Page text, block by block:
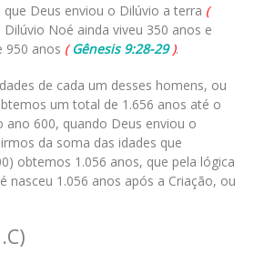
Deus enviou o Dilúvio a terra (
Noé ainda viveu 350 anos e
950 anos (Gênesis 9:28-29).
de cada um desses homens, ou
um total de 1.656 anos até o
ano 600, quando Deus enviou o
da soma das idades que
obtemos 1.056 anos, que pela lógica
nasceu 1.056 anos após a Criação, ou